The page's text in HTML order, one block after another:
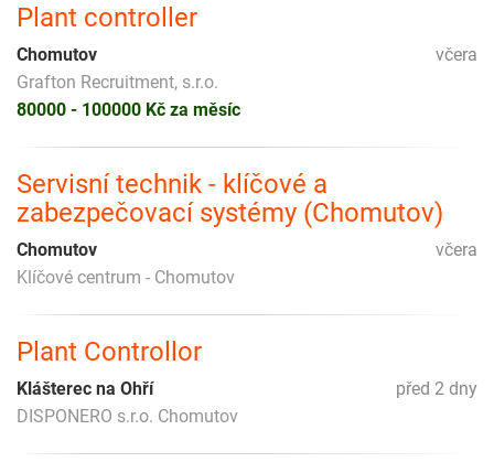
Plant controller
včera
Chomutov
Grafton Recruitment, s.r.o.
80000 - 100000 Kč za měsíc
Servisní technik - klíčové a
zabezpečovací systémy (Chomutov)
včera
Chomutov
Klíčové centrum - Chomutov
Plant Controllor
před 2 dny
Klášterec na Ohří
DISPONERO s.r.o. Chomutov